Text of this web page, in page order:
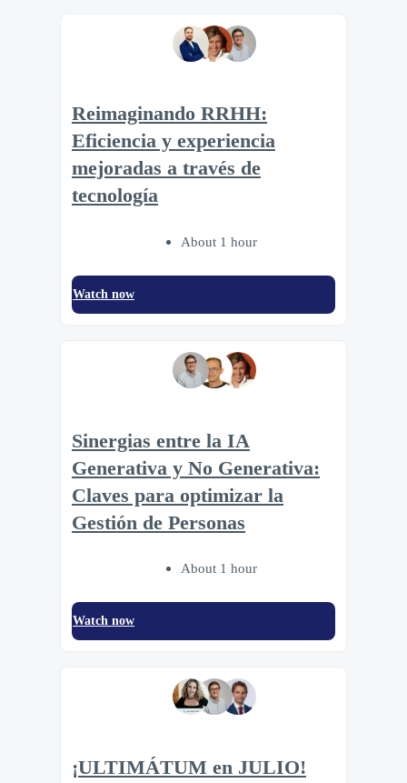
Reimaginando RRHH:
Eficiencia y experiencia
mejoradas a través de
tecnología
About 1 hour
Watch now
Sinergias entre la IA
Generativa y No Generativa:
Claves para optimizar la
Gestión de Personas
About 1 hour
Watch now
¡ULTIMÁTUM en JULIO!